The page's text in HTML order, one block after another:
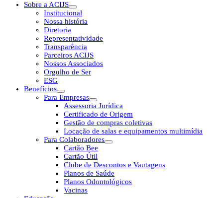
Sobre a ACIJS
Institucional
Nossa história
Diretoria
Representatividade
Transparência
Parceiros ACIJS
Nossos Associados
Orgulho de Ser
ESG
Benefícios
Para Empresas
Assessoria Jurídica
Certificado de Origem
Gestão de compras coletivas
Locação de salas e equipamentos multimídia
Para Colaboradores
Cartão Bee
Cartão Útil
Clube de Descontos e Vantagens
Planos de Saúde
Planos Odontológicos
Vacinas